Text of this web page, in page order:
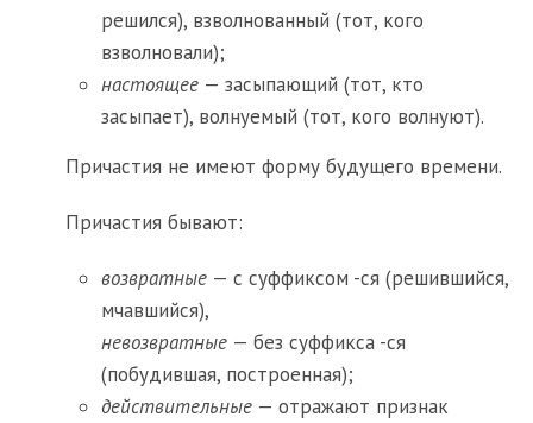
решился), взволнованный (тот, кого
взволновали);
настоящее — засыпающий (тот, кто
засыпает), волнуемый (тот, кого волнуют).
Причастия не имеют форму будущего времени.
Причастия бывают:
возвратные — с суффиксом -ся (решившийся,
мчавшийся),
невозвратные — без суффикса -ся
(побудившая, построенная);
действительные — отражают признак